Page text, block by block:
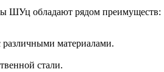
ШУц обладают рядом преимуществ:
различными материалами.
стали.